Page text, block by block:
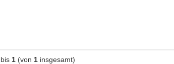
bis 1 (von 1 insgesamt)